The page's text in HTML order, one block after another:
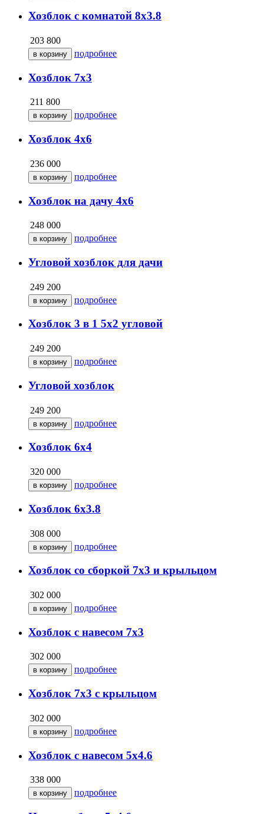
Хозблок с комнатой 8х3.8
203 800
подробнее
Хозблок 7х3
211 800
подробнее
Хозблок 4х6
236 000
подробнее
Хозблок на дачу 4х6
248 000
подробнее
Угловой хозблок для дачи
249 200
подробнее
Хозблок 3 в 1 5х2 угловой
249 200
подробнее
Угловой хозблок
249 200
подробнее
Хозблок 6х4
320 000
подробнее
Хозблок 6х3.8
308 000
подробнее
Хозблок со сборкой 7х3 и крыльцом
302 000
подробнее
Хозблок с навесом 7х3
302 000
подробнее
Хозблок 7х3 с крыльцом
302 000
подробнее
Хозблок с навесом 5х4.6
338 000
подробнее